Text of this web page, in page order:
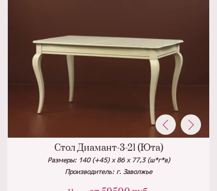
Стол Диамант-3-21 (Юта)
Размеры: 140 (+45) x 86 x 77,3 (ш*г*в)
Производитель: г. Заволжье